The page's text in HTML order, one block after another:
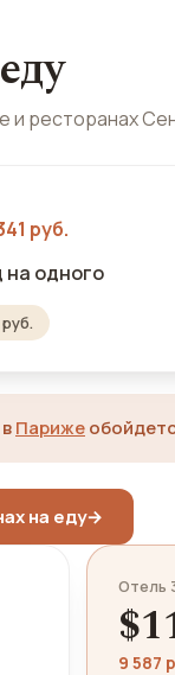
и ресторанах
руб.
на одного
Париже
на еду→
Отель
9 587